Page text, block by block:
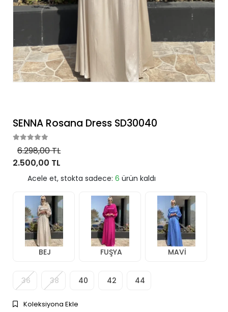
SENNA Rosana Dress SD30040
6.298,00 TL
2.500,00 TL
Acele et, stokta sadece: 6 ürün kaldı
BEJ FUŞYA MAVİ
36 38 40 42 44
Koleksiyona Ekle